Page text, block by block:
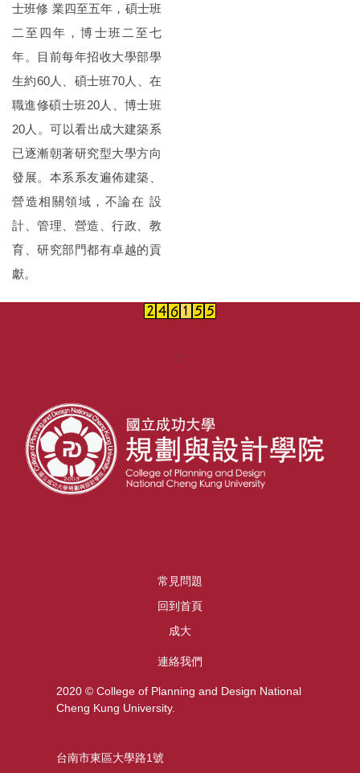
士班修 業四至五年，碩士班
二至四年，博士班二至七
年。目前每年招收大學部學
生約60人、碩士班70人、在
職進修碩士班20人、博士班
20人。可以看出成大建築系
已逐漸朝著研究型大學方向
發展。本系系友遍佈建築、
營造相關領域，不論在 設
計、管理、營造、行政、教
育、研究部門都有卓越的貢
獻。
:::
常見問題
回到首頁
成大
連絡我們
2020 © College of Planning and Design National
Cheng Kung University.
台南市東區大學路1號